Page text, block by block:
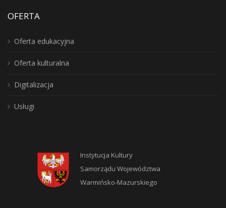
OFERTA
Oferta edukacyjna
Oferta kulturalna
Digitalizacja
Usługi
Instytucja Kultury
Samorządu Województwa
Warmińsko-Mazurskiego